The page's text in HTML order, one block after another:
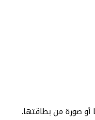
أو صورة من بطاقتها.